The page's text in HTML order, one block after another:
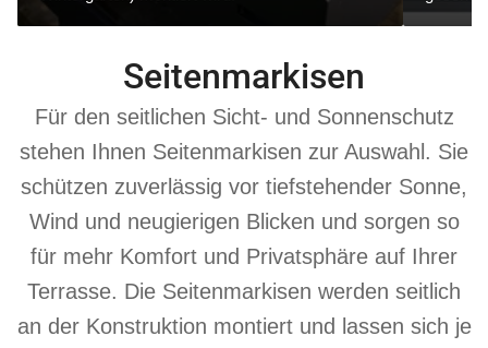
Seitenmarkisen
Für den seitlichen Sicht- und Sonnenschutz
stehen Ihnen Seitenmarkisen zur Auswahl. Sie
schützen zuverlässig vor tiefstehender Sonne,
Wind und neugierigen Blicken und sorgen so
für mehr Komfort und Privatsphäre auf Ihrer
Terrasse. Die Seitenmarkisen werden seitlich
an der Konstruktion montiert und lassen sich je